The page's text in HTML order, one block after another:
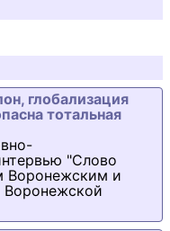
глобализация
тотальная
"Слово
Воронежским и
Воронежской